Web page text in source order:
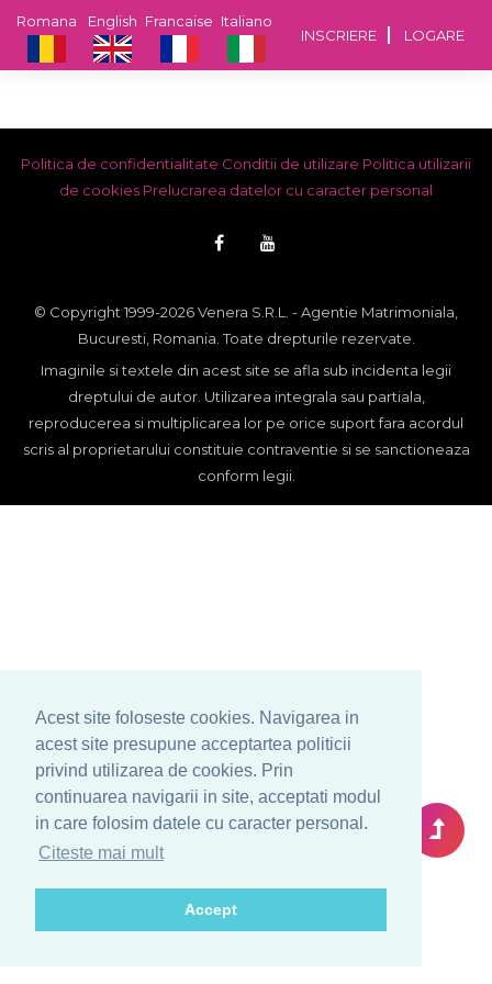
Acest site foloseste cookies. Navigarea in
acest site presupune acceptartea politicii
privind utilizarea de cookies. Prin
continuarea navigarii in site, acceptati modul
in care folosim datele cu caracter personal.
Citeste mai mult
Accept
INSCRIERE LOGARE
Italiano
Francaise
English
Romana
Politica de confidentialitate Conditii de utilizare Politica utilizarii
de cookies Prelucrarea datelor cu caracter personal
© Copyright 1999-2026 Venera S.R.L. - Agentie Matrimoniala,
Bucuresti, Romania. Toate drepturile rezervate.
Imaginile si textele din acest site se afla sub incidenta legii
dreptului de autor. Utilizarea integrala sau partiala,
reproducerea si multiplicarea lor pe orice suport fara acordul
scris al proprietarului constituie contraventie si se sanctioneaza
conform legii.